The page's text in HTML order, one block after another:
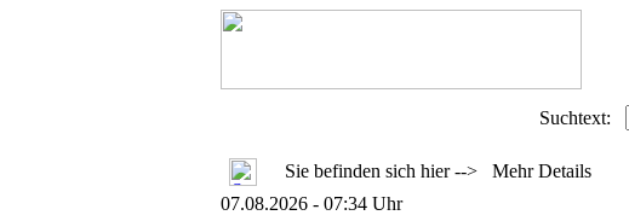
Suchtext:
Sie befinden sich hier --> Mehr Details
07.08.2026 - 07:34 Uhr